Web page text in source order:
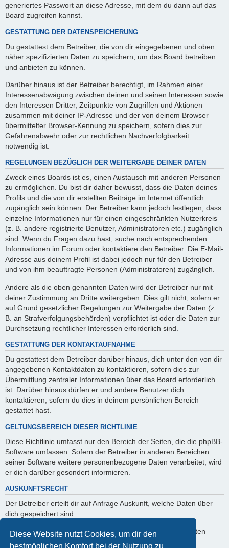
Diese Website nutzt Cookies, um dir den
bestmöglichen Komfort bei der Nutzung zu
generiertes Passwort an diese Adresse, mit dem du dann auf das
Board zugreifen kannst.
GESTATTUNG DER DATENSPEICHERUNG
Du gestattest dem Betreiber, die von dir eingegebenen und oben
näher spezifizierten Daten zu speichern, um das Board betreiben
und anbieten zu können.
Darüber hinaus ist der Betreiber berechtigt, im Rahmen einer
Interessenabwägung zwischen deinen und seinen Interessen sowie
den Interessen Dritter, Zeitpunkte von Zugriffen und Aktionen
zusammen mit deiner IP-Adresse und der von deinem Browser
übermittelter Browser-Kennung zu speichern, sofern dies zur
Gefahrenabwehr oder zur rechtlichen Nachverfolgbarkeit
notwendig ist.
REGELUNGEN BEZÜGLICH DER WEITERGABE DEINER DATEN
Zweck eines Boards ist es, einen Austausch mit anderen Personen
zu ermöglichen. Du bist dir daher bewusst, dass die Daten deines
Profils und die von dir erstellten Beiträge im Internet öffentlich
zugänglich sein können. Der Betreiber kann jedoch festlegen, dass
einzelne Informationen nur für einen eingeschränkten Nutzerkreis
(z. B. andere registrierte Benutzer, Administratoren etc.) zugänglich
sind. Wenn du Fragen dazu hast, suche nach entsprechenden
Informationen im Forum oder kontaktiere den Betreiber. Die E-Mail-
Adresse aus deinem Profil ist dabei jedoch nur für den Betreiber
und von ihm beauftragte Personen (Administratoren) zugänglich.
Andere als die oben genannten Daten wird der Betreiber nur mit
deiner Zustimmung an Dritte weitergeben. Dies gilt nicht, sofern er
auf Grund gesetzlicher Regelungen zur Weitergabe der Daten (z.
B. an Strafverfolgungsbehörden) verpflichtet ist oder die Daten zur
Durchsetzung rechtlicher Interessen erforderlich sind.
GESTATTUNG DER KONTAKTAUFNAHME
Du gestattest dem Betreiber darüber hinaus, dich unter den von dir
angegebenen Kontaktdaten zu kontaktieren, sofern dies zur
Übermittlung zentraler Informationen über das Board erforderlich
ist. Darüber hinaus dürfen er und andere Benutzer dich
kontaktieren, sofern du dies in deinem persönlichen Bereich
gestattet hast.
GELTUNGSBEREICH DIESER RICHTLINIE
Diese Richtlinie umfasst nur den Bereich der Seiten, die die phpBB-
Software umfassen. Sofern der Betreiber in anderen Bereichen
seiner Software weitere personenbezogene Daten verarbeitet, wird
er dich darüber gesondert informieren.
AUSKUNFTSRECHT
Der Betreiber erteilt dir auf Anfrage Auskunft, welche Daten über
dich gespeichert sind.
Du kannst jederzeit die Löschung bzw. Sperrung deiner Daten
verlangen. Kontaktiere hierzu bitte den Betreiber.